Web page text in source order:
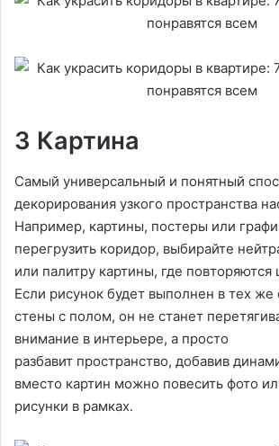
3 Картина
Самый универсальный и понятный
декорирования узкого пространства
Например, картины, постеры или
перегрузить коридор, выбирайте
или палитру картины, где повторяются
Если рисунок будет выполнен в тех же
стены с полом, он не станет
внимание в интерьере, а просто
разбавит пространство, добавив
вместо картин можно повесить фото
рисунки в рамках.